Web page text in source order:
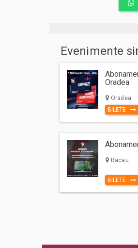
vânzare a biletelor din
realizează prin intermediul
Prețurile biletelor la
cu valoare de 10 RON ce pot
comenzii.
Pentru fiecare comandă se
includ bilete pentru copii,
Accesul pe stadion al fiecărei
în format digital sau printat și
Evenimente
Oradea
Oradea
BILETE
Bacau
BILETE